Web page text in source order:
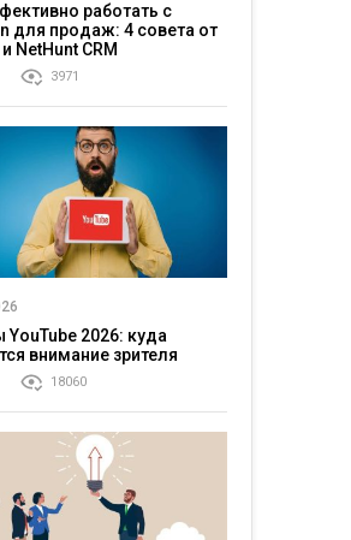
работать с
для продаж: 4 совета от
NetHunt CRM
3971
YouTube 2026: куда
внимание зрителя
18060